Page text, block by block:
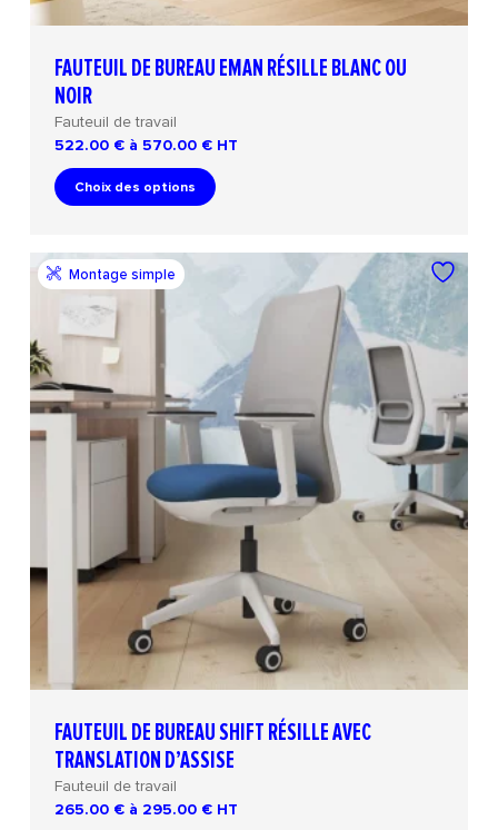
FAUTEUIL DE BUREAU EMAN RÉSILLE BLANC OU
NOIR
Fauteuil de travail
522.00 € à 570.00 € HT
Choix des options
FAUTEUIL DE BUREAU SHIFT RÉSILLE AVEC
TRANSLATION D’ASSISE
Fauteuil de travail
265.00 € à 295.00 € HT
Montage simple